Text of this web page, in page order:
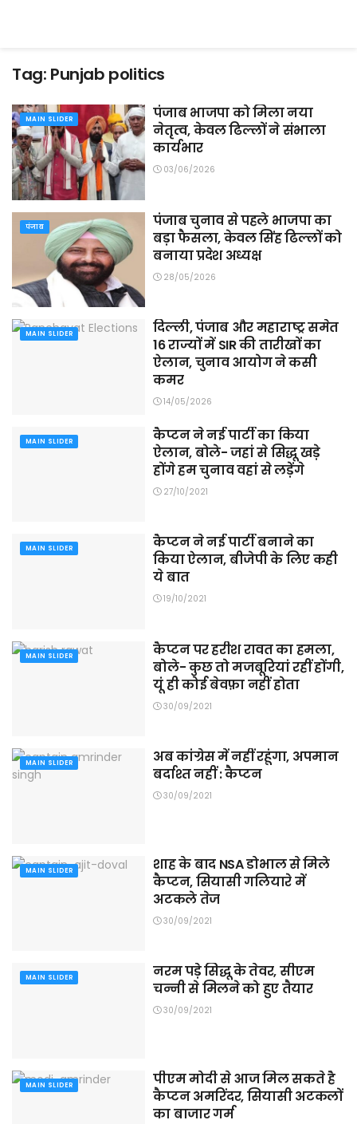
Tag: Punjab politics
MAIN SLIDER
पंजाब भाजपा को मिला नया
नेतृत्व, केवल ढिल्लों ने संभाला
कार्यभार
03/06/2026
पंजाब
पंजाब चुनाव से पहले भाजपा का
बड़ा फैसला, केवल सिंह ढिल्लों को
बनाया प्रदेश अध्यक्ष
28/05/2026
MAIN SLIDER
दिल्ली, पंजाब और महाराष्ट्र समेत
16 राज्यों में SIR की तारीखों का
ऐलान, चुनाव आयोग ने कसी
कमर
14/05/2026
MAIN SLIDER
कैप्टन ने नई पार्टी का किया
ऐलान, बोले- जहां से सिद्धू खड़े
होंगे हम चुनाव वहां से लड़ेंगे
27/10/2021
MAIN SLIDER
कैप्टन ने नई पार्टी बनाने का
किया ऐलान, बीजेपी के लिए कही
ये बात
19/10/2021
MAIN SLIDER
कैप्टन पर हरीश रावत का हमला,
बोले- कुछ तो मजबूरियां रहीं होंगी,
यूं ही कोई बेवफ़ा नहीं होता
30/09/2021
MAIN SLIDER
अब कांग्रेस में नहीं रहूंगा, अपमान
बर्दाश्त नहीं : कैप्टन
30/09/2021
MAIN SLIDER
शाह के बाद NSA डोभाल से मिले
कैप्टन, सियासी गलियारे में
अटकले तेज
30/09/2021
MAIN SLIDER
नरम पड़े सिद्धू के तेवर, सीएम
चन्नी से मिलने को हुए तैयार
30/09/2021
MAIN SLIDER
पीएम मोदी से आज मिल सकते है
कैप्टन अमरिंदर, सियासी अटकलों
का बाजार गर्म